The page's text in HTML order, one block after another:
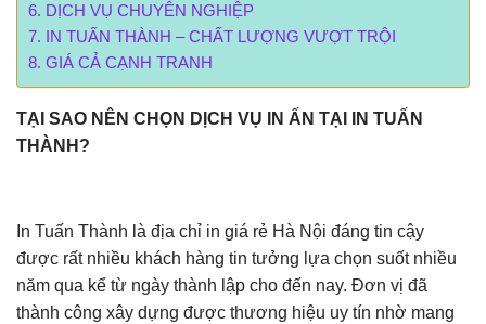
DỊCH VỤ CHUYÊN NGHIỆP
IN TUẤN THÀNH – CHẤT LƯỢNG VƯỢT TRỘI
GIÁ CẢ CẠNH TRANH
TẠI SAO NÊN CHỌN DỊCH VỤ IN ẤN TẠI IN TUẤN
THÀNH?
In Tuấn Thành là địa chỉ in giá rẻ Hà Nội đáng tin cậy
được rất nhiều khách hàng tin tưởng lựa chọn suốt nhiều
năm qua kể từ ngày thành lập cho đến nay. Đơn vị đã
thành công xây dựng được thương hiệu uy tín nhờ mang